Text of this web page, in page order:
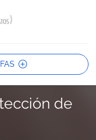
de